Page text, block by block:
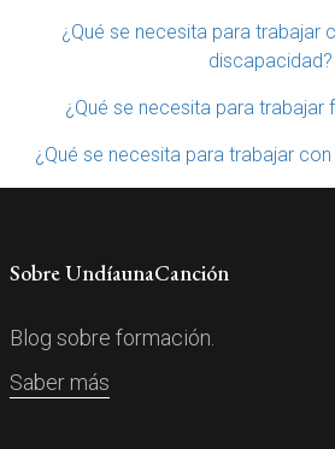
¿Qué se necesita para trabajar
discapacidad?
¿Qué se necesita para trabajar
¿Qué se necesita para trabajar
Sobre UndíaunaCanción
Blog sobre formación.
Saber más